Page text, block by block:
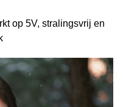
op 5V, stralingsvrij en